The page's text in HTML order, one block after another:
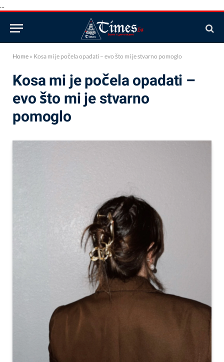
...
Home » Kosa mi je počela opadati – evo što mi je stvarno pomoglo
Kosa mi je počela opadati –
evo što mi je stvarno
pomoglo